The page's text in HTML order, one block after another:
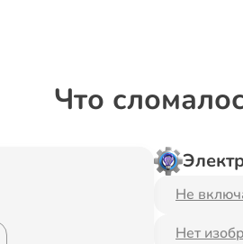
Что
Не
Нет